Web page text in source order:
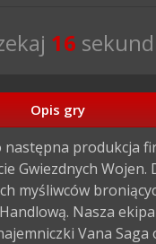
15 sekund
Opis gry
produkcja
Gwiezdnych Wojen.
myśliwców
Nasza ekipa
Vana